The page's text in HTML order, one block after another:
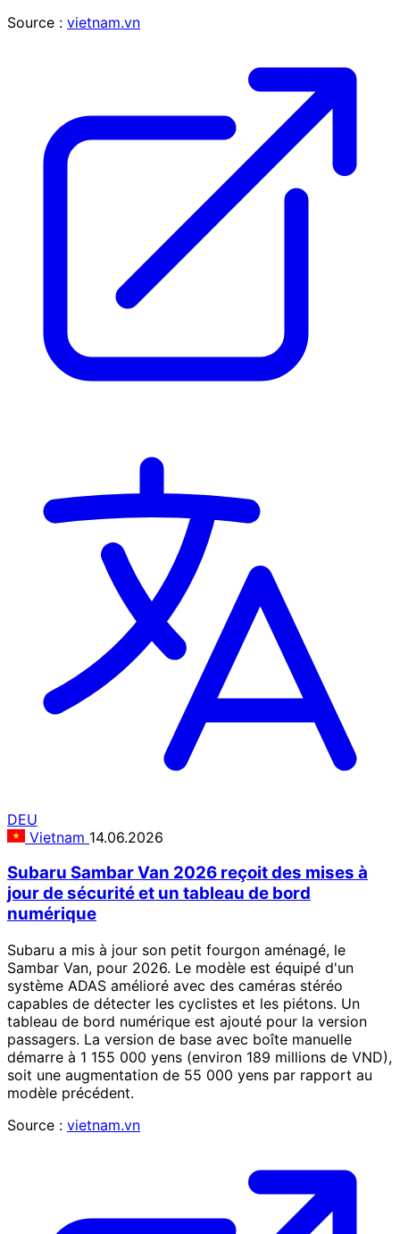
Source : vietnam.vn
DEU
Vietnam 14.06.2026
Subaru Sambar Van 2026 reçoit des mises à
jour de sécurité et un tableau de bord
numérique
Subaru a mis à jour son petit fourgon aménagé, le
Sambar Van, pour 2026. Le modèle est équipé d'un
système ADAS amélioré avec des caméras stéréo
capables de détecter les cyclistes et les piétons. Un
tableau de bord numérique est ajouté pour la version
passagers. La version de base avec boîte manuelle
démarre à 1 155 000 yens (environ 189 millions de VND),
soit une augmentation de 55 000 yens par rapport au
modèle précédent.
Source : vietnam.vn